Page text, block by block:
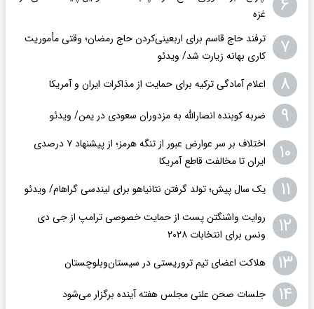
غزه
۷
ترفند حاج قاسم برای اربعینی‌کردن حاج رمضان؛ وقتی مأموریت
کاری بهانه زیارت شد/ ویدئو
۸ اعلام آمادگی ترکیه برای حمایت از مذاکرات ایران و آمریکا
۹ ضربه کوبنده انصارالله به مزدوران سعودی در یمن/ ویدئو
۱۰
اختلاف بر سر عوارض عبور از تنگه هرمز؛ از پیشنهاد ۷ درصدی
ایران تا مخالفت قاطع آمریکا
۱۱ یک سال پیش؛ تولد گرفتن نتانیاهو برای لیندسی گراهام/ ویدئو
۱۲
روایت واشنگتن پست از حمایت خصوصی ترامپ از جی دی
ونس برای انتخابات ۲۰۲۸
۱۳ هلاکت اعضای تیم تروریستی در سیستان‌وبلوچستان
۱۴ جلسات صحن علنی مجلس هفته آینده برگزار می‌شود